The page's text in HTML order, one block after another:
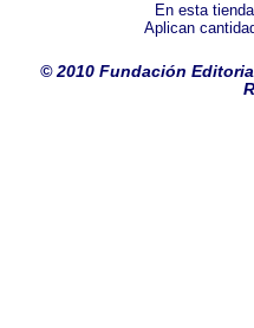
En esta
Aplican
© 2010 Fundación